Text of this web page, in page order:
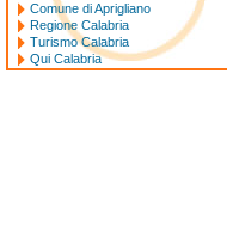
Comune di Aprigliano
Regione Calabria
Turismo Calabria
Qui Calabria